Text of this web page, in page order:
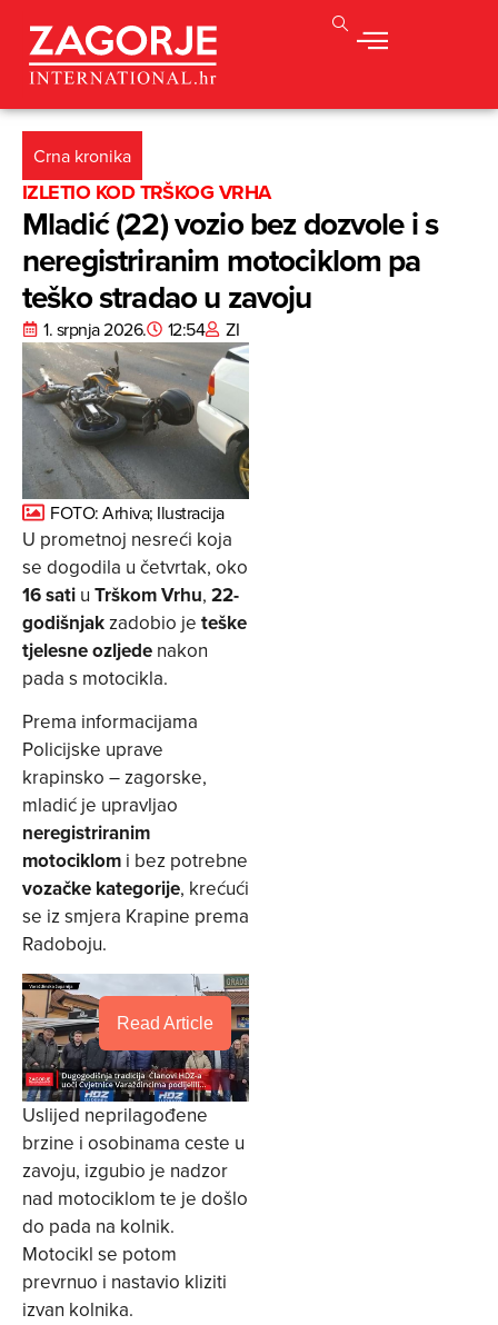
Crna kronika
IZLETIO KOD TRŠKOG VRHA
Mladić (22) vozio bez dozvole i s
neregistriranim motociklom pa
teško stradao u zavoju
1. srpnja 2026. 12:54 ZI
FOTO: Arhiva; Ilustracija
U prometnoj nesreći koja
se dogodila u četvrtak, oko
16 sati u Trškom Vrhu, 22-
godišnjakzadobio je teške
tjelesne ozljede nakon
pada s motocikla.
Prema informacijama
Policijske uprave
krapinsko – zagorske,
mladić je upravljao
neregistriranim
motociklom i bez potrebne
vozačke kategorije, krećući
se iz smjera Krapine prema
Radoboju.
Read Article
Uslijed neprilagođene
brzine i osobinama ceste u
zavoju, izgubio je nadzor
nad motociklom te je došlo
do pada na kolnik.
Motocikl se potom
prevrnuo i nastavio kliziti
izvan kolnika.